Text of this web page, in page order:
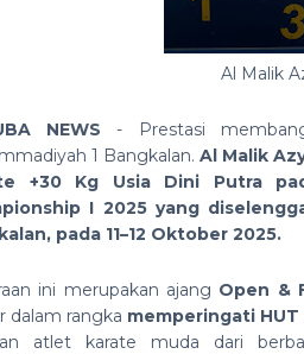
Al Malik
NEWS- Prestasi
1 Bangkalan. Al Malik
+30 Kg Usia Dini Putra
I 2025yang
, pada 11–12 Oktober 2025.
ini merupakan ajang Open &
dalam rangka memperingati HUT
atlet karate muda dari